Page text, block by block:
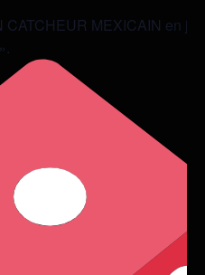
MEXICAIN en